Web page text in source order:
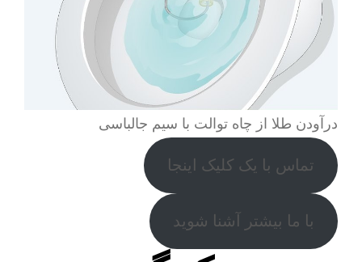
درآودن طلا از چاه توالت با سیم جالباسی
تماس با یک کلیک اینجا
با ما بیشتر آشنا شوید